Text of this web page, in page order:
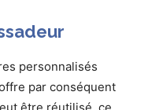
personnalisés
par conséquent